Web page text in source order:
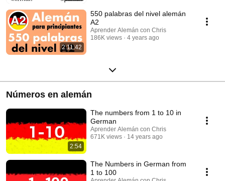
2:11:42
550 palabras del nivel alemán
A2
Aprender Alemán con Chris
186K views
4 years ago
Números en alemán
2:54
The numbers from 1 to 10 in
German
Aprender Alemán con Chris
671K views
14 years ago
The Numbers in German from
1 to 100